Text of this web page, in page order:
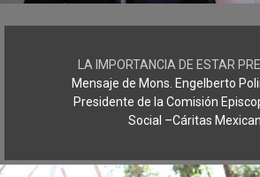
LA IMPORTANCIA DE ESTAR
Mensaje de Mons. Engelberto
Presidente de la Comisión
Social –Cáritas